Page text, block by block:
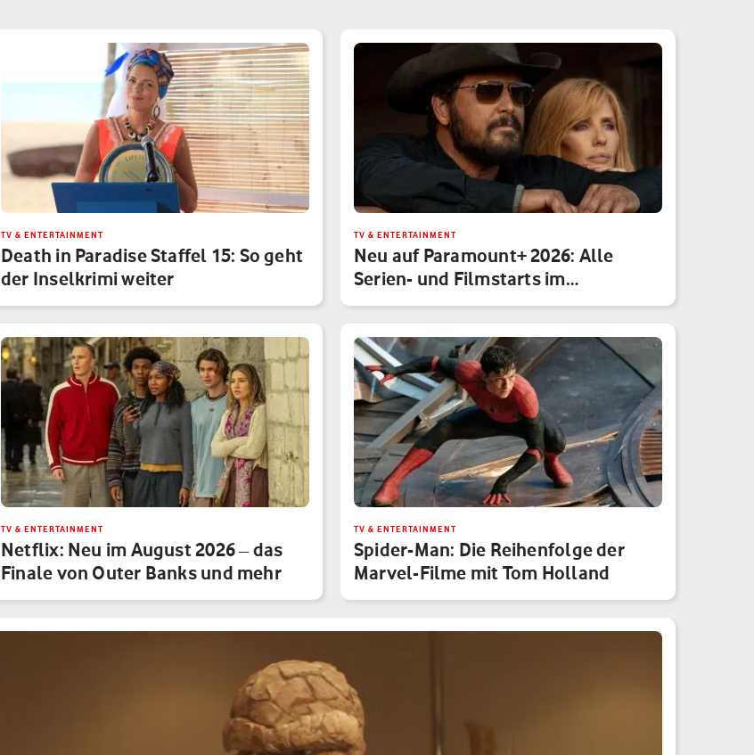
TV & ENTERTAINMENT
Death in Paradise Staffel 15: So geht
der Inselkrimi weiter
TV & ENTERTAINMENT
Neu auf Paramount+ 2026: Alle
Serien- und Filmstarts im
Monatsübe…
TV & ENTERTAINMENT
Netflix: Neu im August 2026 – das
Finale von Outer Banks und mehr
TV & ENTERTAINMENT
Spider-Man: Die Reihenfolge der
Marvel-Filme mit Tom Holland